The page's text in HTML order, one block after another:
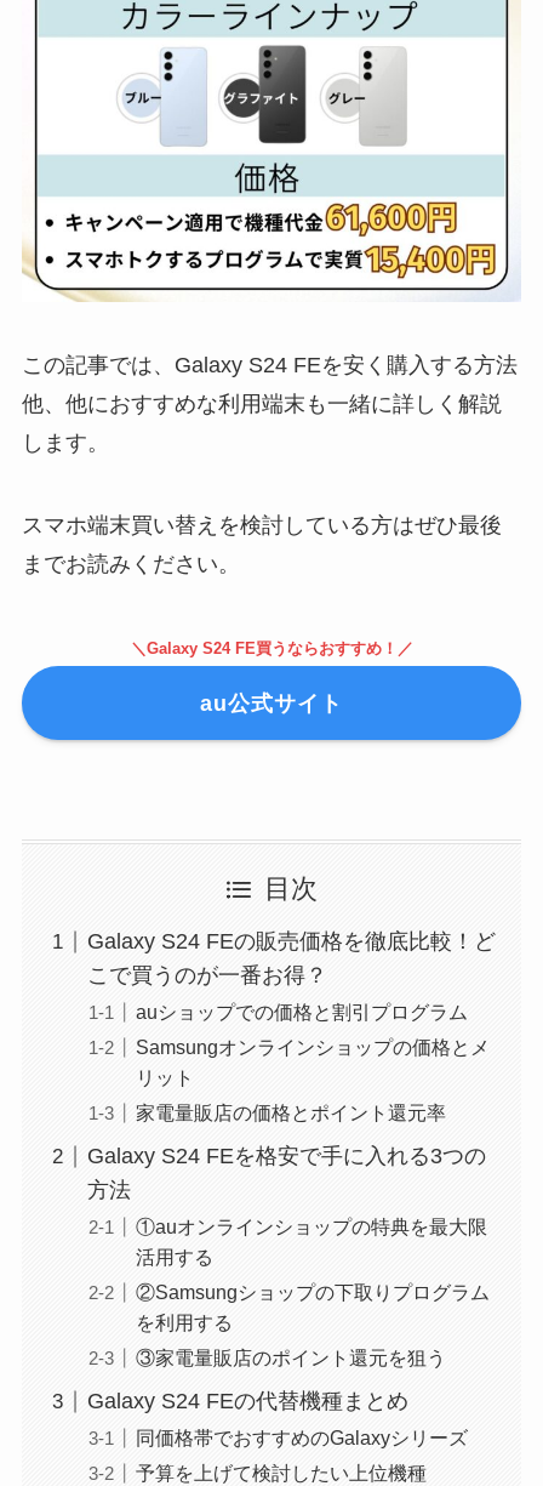
この記事では、Galaxy S24 FEを安く購入する方法
他、他におすすめな利用端末も一緒に詳しく解説
します。
スマホ端末買い替えを検討している方はぜひ最後
までお読みください。
＼Galaxy S24 FE買うならおすすめ！／
au公式サイト
目次
Galaxy S24 FEの販売価格を徹底比較！ど
こで買うのが一番お得？
auショップでの価格と割引プログラム
Samsungオンラインショップの価格とメ
リット
家電量販店の価格とポイント還元率
Galaxy S24 FEを格安で手に入れる3つの
方法
①auオンラインショップの特典を最大限
活用する
②Samsungショップの下取りプログラム
を利用する
③家電量販店のポイント還元を狙う
Galaxy S24 FEの代替機種まとめ
同価格帯でおすすめのGalaxyシリーズ
予算を上げて検討したい上位機種